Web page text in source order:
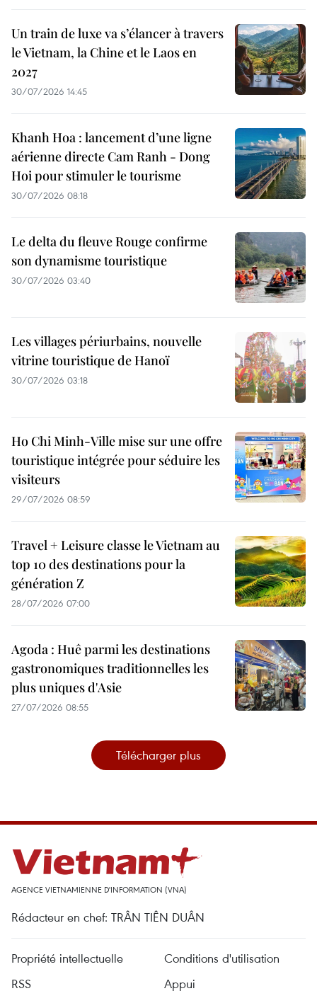
Un train de luxe va s’élancer à travers
le Vietnam, la Chine et le Laos en
2027
30/07/2026 14:45
Khanh Hoa : lancement d’une ligne
aérienne directe Cam Ranh - Dong
Hoi pour stimuler le tourisme
30/07/2026 08:18
Le delta du fleuve Rouge confirme
son dynamisme touristique
30/07/2026 03:40
Les villages périurbains, nouvelle
vitrine touristique de Hanoï
30/07/2026 03:18
Ho Chi Minh-Ville mise sur une offre
touristique intégrée pour séduire les
visiteurs
29/07/2026 08:59
Travel + Leisure classe le Vietnam au
top 10 des destinations pour la
génération Z
28/07/2026 07:00
Agoda : Huê parmi les destinations
gastronomiques traditionnelles les
plus uniques d'Asie
27/07/2026 08:55
Télécharger plus
AGENCE VIETNAMIENNE D'INFORMATION (VNA)
Rédacteur en chef: TRÂN TIÊN DUÂN
Propriété intellectuelle
Conditions d'utilisation
RSS
Appui